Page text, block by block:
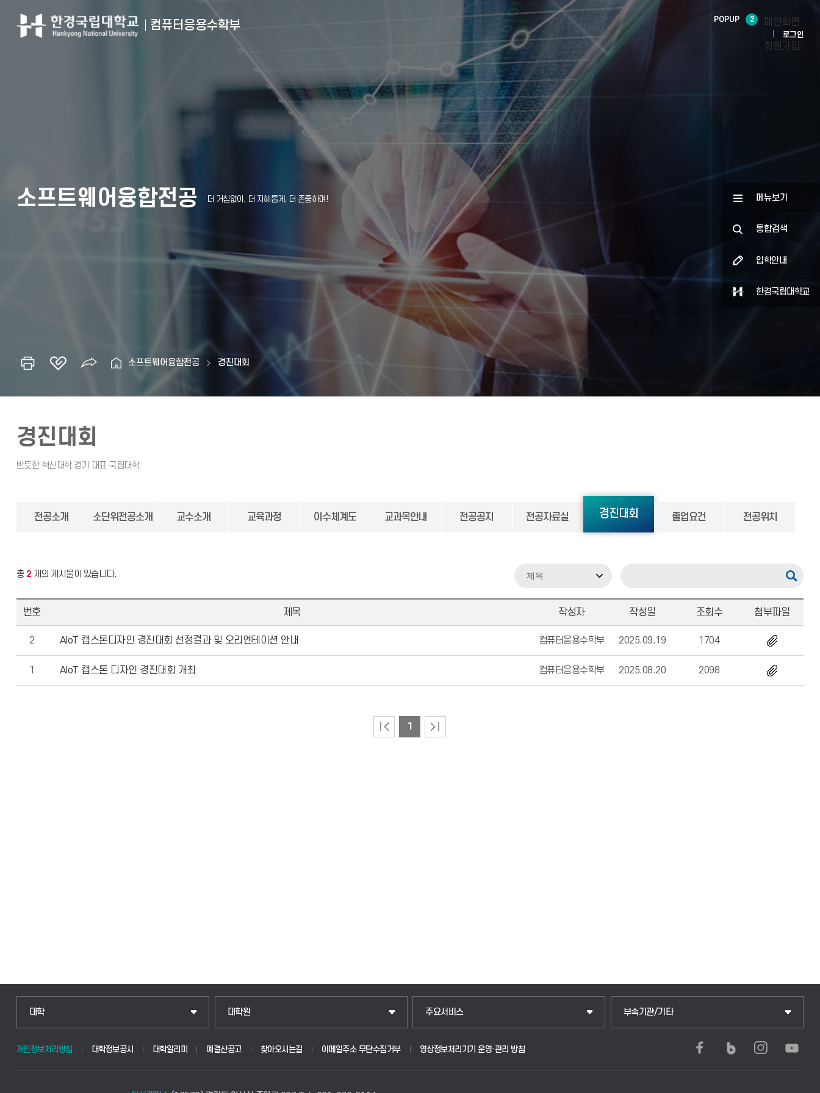
컴퓨터응용수학부 POPUP 2 메인화면
로그인
회원가입
메뉴보기
통합검색
입학안내
한경국립대학교
소프트웨어융합전공
소프트웨어융합전공 경진대회
경진대회
전공소개 소단위전공소개 교수소개 교육과정 이수체계도 교과목안내 전공공지 전공자료실 경진대회 졸업요건 전공위치
총 2 개의 게시물이 있습니다.
번호 제목 작성자 작성일 조회수 첨부파일
2 AIoT 캡스톤디자인 경진대회 선정결과 및 오리엔테이션 안내 컴퓨터응용수학부 2025.09.19 1704
1 AIoT 캡스톤 디자인 경진대회 개최 컴퓨터응용수학부 2025.08.20 2098
1
대학
인문융합공공인재학부
법경영학부
대학원
일반대학원
산업대학원
주요서비스
입학안내
웹메일
부속기관/기타
중앙도서관
개인정보처리방침 대학정보공시 대학알리미 예결산공고 찾아오시는길 이메일주소 무단수집거부 영상정보처리기기 운영·관리 방침